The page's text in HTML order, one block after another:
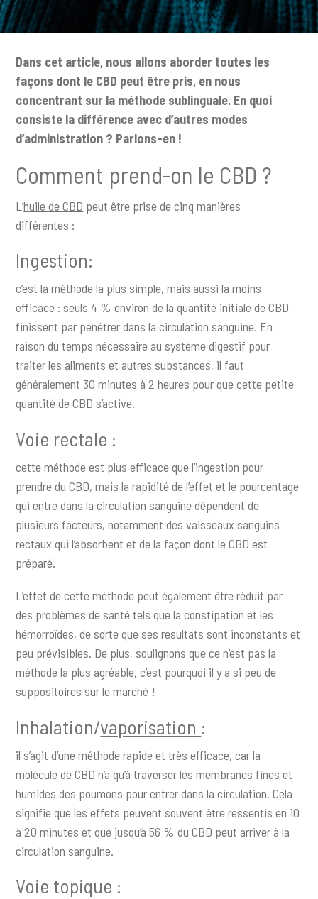
c
i
Dans cet article, nous allons aborder toutes les
façons dont le CBD peut être pris, en nous
concentrant sur la méthode sublinguale. En quoi
consiste la différence avec d’autres modes
d’administration ? Parlons-en !
Comment prend-on le CBD ?
L’huile de CBD peut être prise de cinq manières
différentes :
Ingestion:
c’est la méthode la plus simple, mais aussi la moins
efficace : seuls 4 % environ de la quantité initiale de CBD
finissent par pénétrer dans la circulation sanguine. En
raison du temps nécessaire au système digestif pour
traiter les aliments et autres substances, il faut
généralement 30 minutes à 2 heures pour que cette petite
quantité de CBD s’active.
Voie rectale :
cette méthode est plus efficace que l’ingestion pour
prendre du CBD, mais la rapidité de l’effet et le pourcentage
qui entre dans la circulation sanguine dépendent de
plusieurs facteurs, notamment des vaisseaux sanguins
rectaux qui l’absorbent et de la façon dont le CBD est
préparé.
L’effet de cette méthode peut également être réduit par
des problèmes de santé tels que la constipation et les
hémorroïdes, de sorte que ses résultats sont inconstants et
peu prévisibles. De plus, soulignons que ce n’est pas la
méthode la plus agréable, c’est pourquoi il y a si peu de
suppositoires sur le marché !
Inhalation/vaporisation :
il s’agit d’une méthode rapide et très efficace, car la
molécule de CBD n’a qu’à traverser les membranes fines et
humides des poumons pour entrer dans la circulation. Cela
signifie que les effets peuvent souvent être ressentis en 10
à 20 minutes et que jusqu’à 56 % du CBD peut arriver à la
circulation sanguine.
Voie topique :